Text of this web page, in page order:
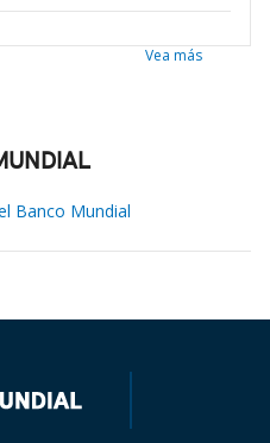
Vea más
Banco Mundial